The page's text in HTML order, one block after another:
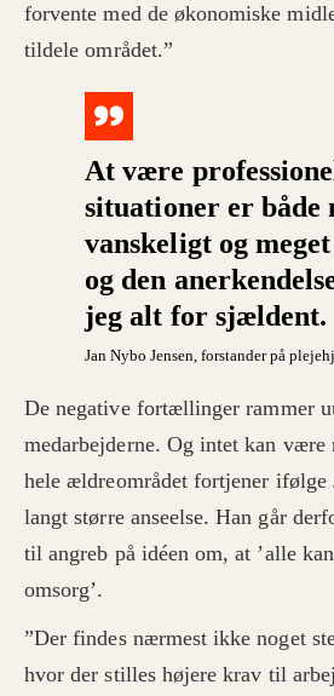
forvente med de økonomiske
tildele området.”
At være
situationer er både
vanskeligt og
og den
jeg alt for sjældent.
Jan Nybo Jensen, forstander på
De negative fortællinger rammer
medarbejderne. Og intet kan
hele ældreområdet fortjener ifølge
langt større anseelse. Han går
til angreb på idéen om, at ’alle
omsorg’.
”Der findes nærmest ikke noget
hvor der stilles højere krav til